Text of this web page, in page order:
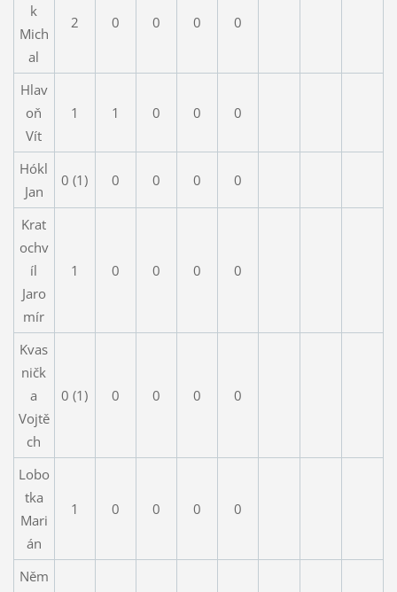
k
Mich
al
2 0 0 0 0
Hlav
oň
Vít
1 1 0 0 0
Hókl
Jan
0 (1) 0 0 0 0
Krat
ochv
íl
Jaro
mír
1 0 0 0 0
Kvas
ničk
a
Vojtě
ch
0 (1) 0 0 0 0
Lobo
tka
Mari
án
1 0 0 0 0
Něm